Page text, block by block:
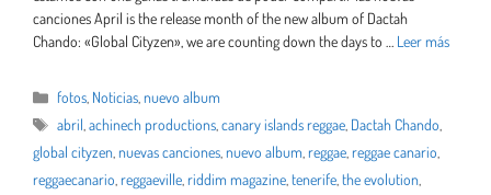
canciones April is the release month of the new album of Dactah
Chando: «Global Cityzen», we are counting down the days to … Leer más
fotos, Noticias,nuevo album
abril,achinech productions,canary islands reggae, Dactah Chando,
global cityzen,nuevas canciones,nuevo album,reggae,reggae canario,
reggaecanario,reggaeville,riddim magazine,tenerife,the evolution,